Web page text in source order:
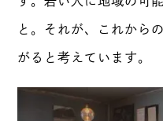
と。それが、これから
がると考えています。